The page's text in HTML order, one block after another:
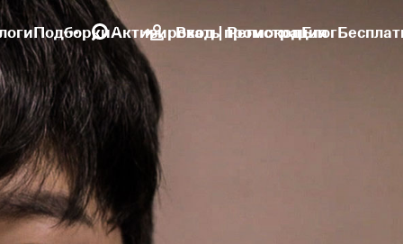
ПодборкиАктивировать промокодБлог
Вход | Регистрация